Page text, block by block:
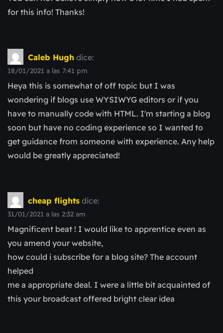
for this info! Thanks!
Caleb Hugh dice:
18/01/2021 a las 7:41 pm
Heya this is somewhat of off topic but I was
wondering if blogs use WYSIWYG editors or if you
have to manually code with HTML. I'm starting a blog
soon but have no coding experience so I wanted to
get guidance from someone with experience. Any help
would be greatly appreciated!
cheap flights dice:
31/01/2021 a las 2:32 am
Magnificent beat ! I would like to apprentice even as
you amend your website,
how could i subscribe for a blog site? The account
helped
me a appropriate deal. I were a little bit acquainted of
this your broadcast offered bright clear idea